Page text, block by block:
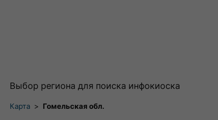
Выбор региона для поиска инфокиоска
Карта > Гомельская обл.